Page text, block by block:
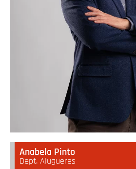
Anabela Pinto
Dept. Alugueres